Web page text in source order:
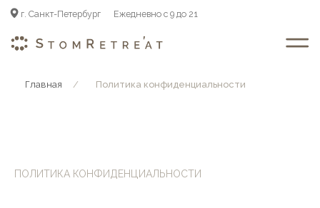
Ежедневно с 9 до 21
г. Санкт-Петербург
Главная / Политика конфиденциальности
ПОЛИТИКА КОНФИДЕНЦИАЛЬНОСТИ